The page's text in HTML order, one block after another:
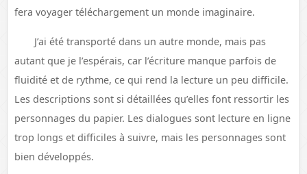
fera voyager téléchargement un monde imaginaire.
J’ai été transporté dans un autre monde, mais pas
autant que je l’espérais, car l’écriture manque parfois de
fluidité et de rythme, ce qui rend la lecture un peu difficile.
Les descriptions sont si détaillées qu’elles font ressortir les
personnages du papier. Les dialogues sont lecture en ligne
trop longs et difficiles à suivre, mais les personnages sont
bien développés.